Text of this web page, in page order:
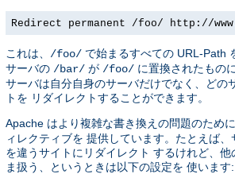
Redirect permanent /foo/ http://
これは、 /foo/ で始まるすべての URL-Path
サーバの /bar/ が /foo/ に置換されたもの
サーバは自分自身のサーバだけでなく、どの
トを リダイレクトすることができます。
Apache はより複雑な書き換えの問題のために
ィレクティブを 提供しています。たとえば
を違うサイトにリダイレクト するけれど、他
ま扱う、というときは以下の設定を 使います: